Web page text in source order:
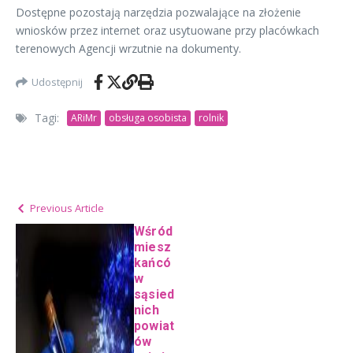
Dostępne pozostają narzędzia pozwalające na złożenie
wniosków przez internet oraz usytuowane przy placówkach
terenowych Agencji wrzutnie na dokumenty.
Udostępnij
Tagi: ARiMr obsługa osobista rolnik
Previous Article
Wśród
miesz
kańcó
w
sąsied
nich
powiat
ów